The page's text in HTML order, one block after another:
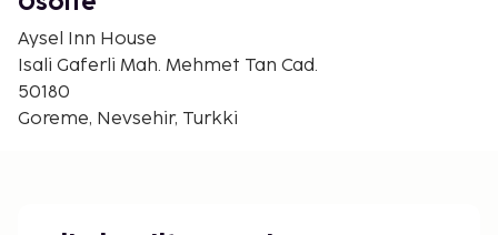
concierge-palvelut ja yhteinen olohuone. Ilmainen
täysi aamiainen tarjoillaan päivittäin klo 9.00–12.00.
Lentokenttäkuljetusmaksu: 12 EUR per henkilö
yhteen suuntaan
Aysel Inn House
Isali Gaferli Mah. Mehmet Tan Cad.
50180
Goreme, Nevsehir, Turkki